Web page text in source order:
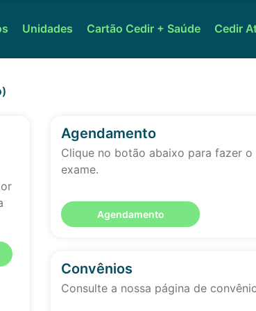
Unidades Cartão Cedir + Saúde Cedir
Agendamento
Clique no botão abaixo para fazer
exame.
Agendamento
Convênios
Consulte a nossa página de